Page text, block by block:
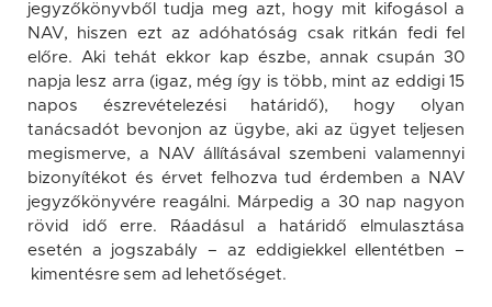
jegyzőkönyvből tudja meg azt, hogy mit kifogásol a
NAV, hiszen ezt az adóhatóság csak ritkán fedi fel
előre. Aki tehát ekkor kap észbe, annak csupán 30
napja lesz arra (igaz, még így is több, mint az eddigi 15
napos észrevételezési határidő), hogy olyan
tanácsadót bevonjon az ügybe, aki az ügyet teljesen
megismerve, a NAV állításával szembeni valamennyi
bizonyítékot és érvet felhozva tud érdemben a NAV
jegyzőkönyvére reagálni. Márpedig a 30 nap nagyon
rövid idő erre. Ráadásul a határidő elmulasztása
esetén a jogszabály – az eddigiekkel ellentétben –
kimentésre sem ad lehetőséget.